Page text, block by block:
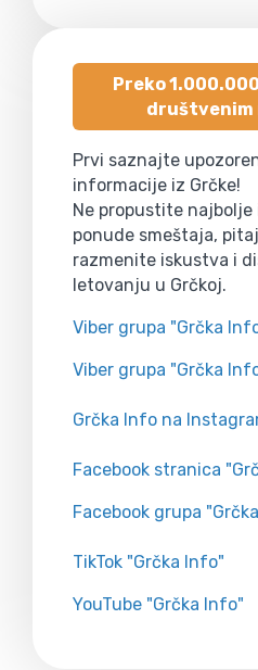
Preko
društvenim
Prvi saznajte
informacije iz Grčke!
Ne propustite
ponude smeštaja,
razmenite iskustva i
letovanju u Grčkoj.
Viber grupa "Grčka
Viber grupa "Grčka
Grčka Info na
Facebook stranica
Facebook grupa
TikTok "Grčka Info"
YouTube "Grčka Info"